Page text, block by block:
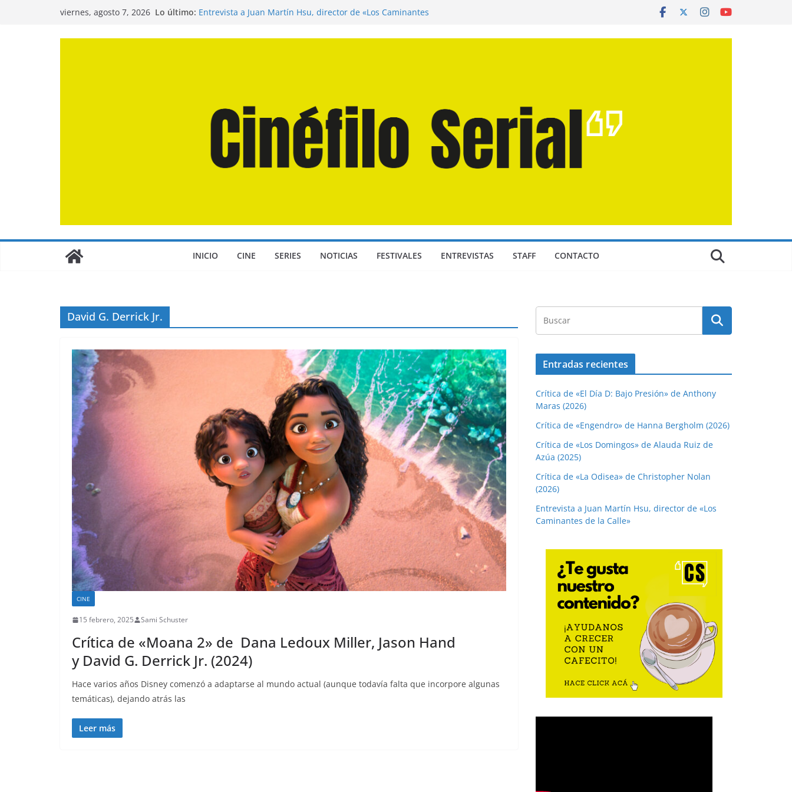
viernes, agosto 7, 2026 Lo último: Entrevista a Juan Martín Hsu, director de «Los Caminantes
INICIO CINE SERIES NOTICIAS FESTIVALES ENTREVISTAS STAFF CONTACTO
David G. Derrick Jr.
CINE
15 febrero, 2025 Sami Schuster
Crítica de «Moana 2» de Dana Ledoux Miller, Jason Hand
y David G. Derrick Jr. (2024)
Hace varios años Disney comenzó a adaptarse al mundo actual (aunque todavía falta que incorpore algunas
temáticas), dejando atrás las
Leer más
Entradas recientes
Crítica de «El Día D: Bajo Presión» de Anthony
Maras (2026)
Crítica de «Engendro» de Hanna Bergholm (2026)
Crítica de «Los Domingos» de Alauda Ruiz de
Azúa (2025)
Crítica de «La Odisea» de Christopher Nolan
(2026)
Entrevista a Juan Martín Hsu, director de «Los
Caminantes de la Calle»